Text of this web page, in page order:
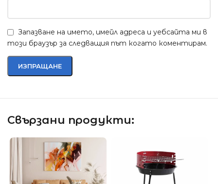
Запазване на името, имейл адреса и уебсайта ми в
този браузър за следващия път когато коментирам.
Свързани продукти: